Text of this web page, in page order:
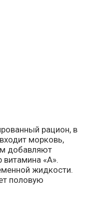
рацион, в
морковь,
добавляют
витамина «А».
жидкости.
половую